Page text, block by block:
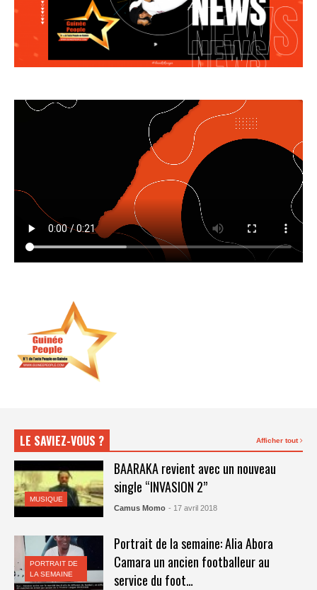
LE SAVIEZ-VOUS ? Afficher tout
MUSIQUE
BAARAKA revient avec un nouveau
single “INVASION 2”
Camus Momo - 17 avril 2018
PORTRAIT DE
LA SEMAINE
Portrait de la semaine: Alia Abora
Camara un ancien footballeur au
service du foot…